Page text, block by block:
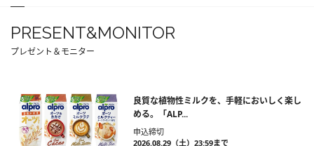
PRESENT&MONITOR
プレゼント＆モニター
良質な植物性ミルクを、手軽においしく楽し
める。「ALP...
申込締切
2026.08.29（土）23:59まで